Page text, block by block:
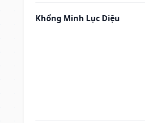
Khổng Minh Lục Diệu